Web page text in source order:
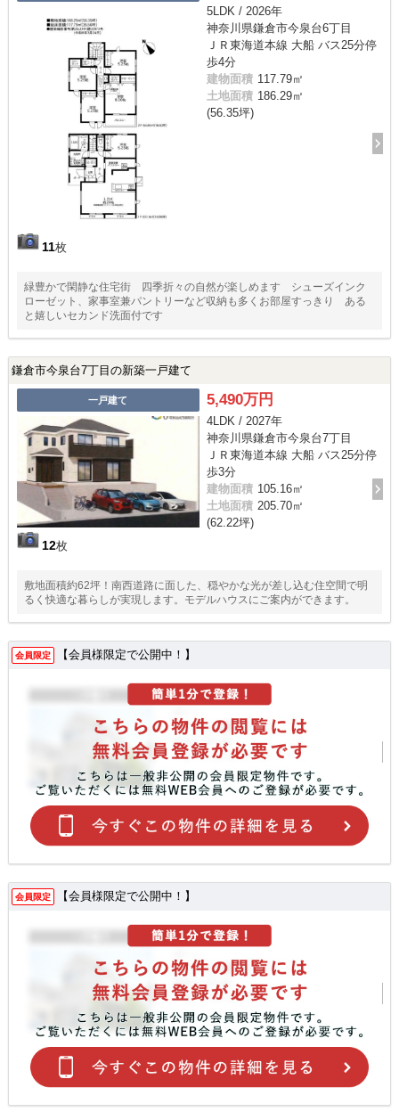
11枚
5LDK / 2026年
神奈川県鎌倉市今泉台6丁目
ＪＲ東海道本線 大船 バス25分停
歩4分
建物面積 117.79㎡
土地面積 186.29㎡
(56.35坪)
緑豊かで閑静な住宅街 四季折々の自然が楽しめます シューズインク
ローゼット、家事室兼パントリーなど収納も多くお部屋すっきり ある
と嬉しいセカンド洗面付です
鎌倉市今泉台7丁目の新築一戸建て
一戸建て
12枚
5,490万円
4LDK / 2027年
神奈川県鎌倉市今泉台7丁目
ＪＲ東海道本線 大船 バス25分停
歩3分
建物面積 105.16㎡
土地面積 205.70㎡
(62.22坪)
敷地面積約62坪！南西道路に面した、穏やかな光が差し込む住空間で明
るく快適な暮らしが実現します。モデルハウスにご案内ができます。
会員限定 【会員様限定で公開中！】
会員限定 【会員様限定で公開中！】